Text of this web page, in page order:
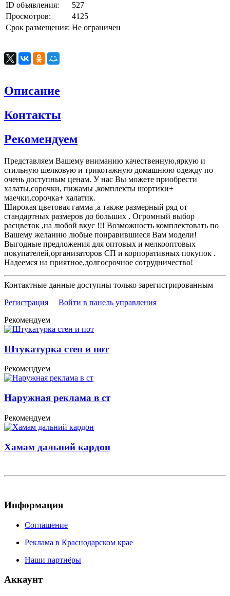
ID объявления:
527
Просмотров:
4125
Срок размещения: Не ограничен
Описание
Контакты
Рекомендуем
Представляем Вашему вниманию качественную,яркую и
стильную шелковую и трикотажную домашнюю одежду по
очень доступным ценам. У нас Вы можете приобрести
халаты,сорочки, пижамы ,комплекты шортики+
маечки,сорочка+ халатик.
Широкая цветовая гамма ,а также размерный ряд от
стандартных размеров до больших . Огромный выбор
расцветок ,на любой вкус !!! Возможность комплектовать по
Вашему желанию любые понравившиеся Вам модели!
Выгодные предложения для оптовых и мелкооптовых
покупателей,организаторов СП и корпоративных покупок .
Надеемся на приятное,долгосрочное сотрудничество!
Контактные данные доступны только зарегистрированным
Регистрация
Войти в панель управления
Рекомендуем
Штукатурка стен и пот
Рекомендуем
Наружная реклама в ст
Рекомендуем
Хамам дальний кардон
Информация
Соглашение
Реклама в Краснодарском крае
Наши партнёры
Аккаунт